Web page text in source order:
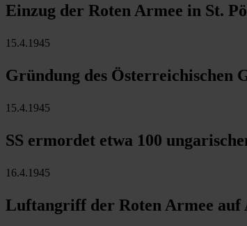
Einzug der Roten Armee in St.
15.4.1945
Gründung des Österreichischen
15.4.1945
SS ermordet etwa 100
16.4.1945
Luftangriff der Roten Armee auf